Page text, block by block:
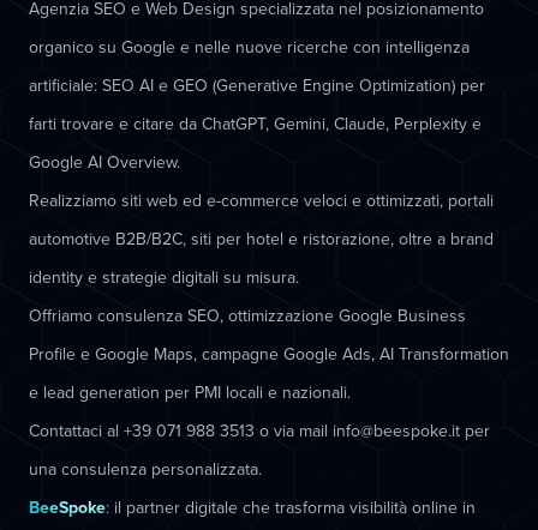
Agenzia SEO e Web Design specializzata nel posizionamento
organico su Google e nelle nuove ricerche con intelligenza
artificiale: SEO AI e GEO (Generative Engine Optimization) per
farti trovare e citare da ChatGPT, Gemini, Claude, Perplexity e
Google AI Overview.
Realizziamo siti web ed e-commerce veloci e ottimizzati, portali
automotive B2B/B2C, siti per hotel e ristorazione, oltre a brand
identity e strategie digitali su misura.
Offriamo consulenza SEO, ottimizzazione Google Business
Profile e Google Maps, campagne Google Ads, AI Transformation
e lead generation per PMI locali e nazionali.
Contattaci al +39 071 988 3513 o via mail info@beespoke.it per
una consulenza personalizzata.
BeeSpoke: il partner digitale che trasforma visibilità online in